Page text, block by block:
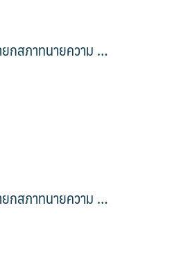
ยกสภาทนายความ …
ยกสภาทนายความ …